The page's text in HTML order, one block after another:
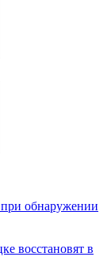
при обнаружении
восстановят в